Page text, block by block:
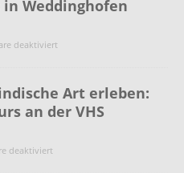
in Weddinghofen
deaktiviert
Art erleben:
an der VHS
deaktiviert